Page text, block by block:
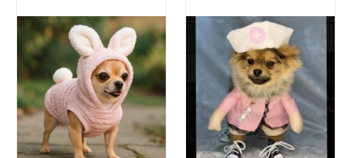
h
u
n
d
m
a
t
H